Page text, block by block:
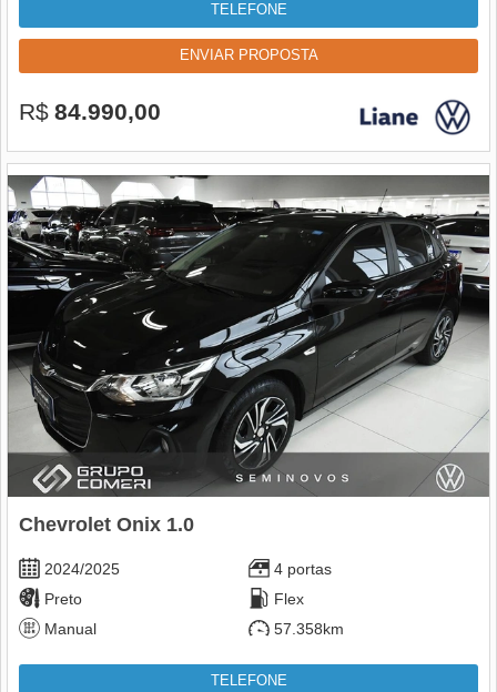
TELEFONE
ENVIAR PROPOSTA
R$ 84.990,00
Chevrolet Onix 1.0
2024/2025
4 portas
Preto
Flex
Manual
57.358km
TELEFONE